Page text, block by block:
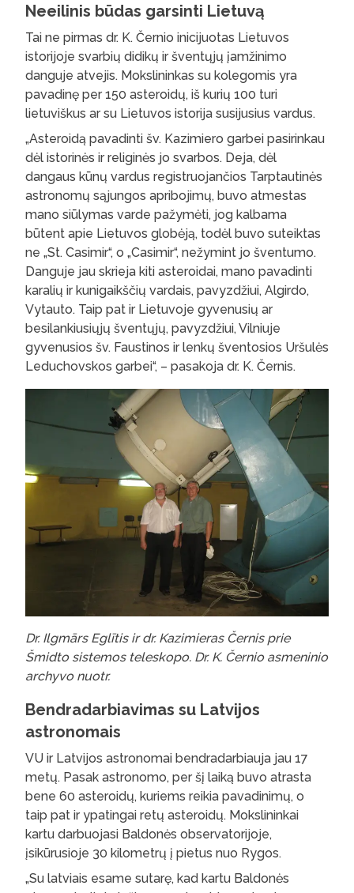
Neeilinis būdas garsinti Lietuvą
Tai ne pirmas dr. K. Černio inicijuotas Lietuvos
istorijoje svarbių didikų ir šventųjų įamžinimo
danguje atvejis. Mokslininkas su kolegomis yra
pavadinę per 150 asteroidų, iš kurių 100 turi
lietuviškus ar su Lietuvos istorija susijusius vardus.
„Asteroidą pavadinti šv. Kazimiero garbei pasirinkau
dėl istorinės ir religinės jo svarbos. Deja, dėl
dangaus kūnų vardus registruojančios Tarptautinės
astronomų sąjungos apribojimų, buvo atmestas
mano siūlymas varde pažymėti, jog kalbama
būtent apie Lietuvos globėją, todėl buvo suteiktas
ne „St. Casimir“, o „Casimir“, nežymint jo šventumo.
Danguje jau skrieja kiti asteroidai, mano pavadinti
karalių ir kunigaikščių vardais, pavyzdžiui, Algirdo,
Vytauto. Taip pat ir Lietuvoje gyvenusių ar
besilankiusiųjų šventųjų, pavyzdžiui, Vilniuje
gyvenusios šv. Faustinos ir lenkų šventosios Uršulės
Leduchovskos garbei“, – pasakoja dr. K. Černis.
Dr. Ilgmārs Eglītis ir dr. Kazimieras Černis prie
Šmidto sistemos teleskopo. Dr. K. Černio asmeninio
archyvo nuotr.
Bendradarbiavimas su Latvijos
astronomais
VU ir Latvijos astronomai bendradarbiauja jau 17
metų. Pasak astronomo, per šį laiką buvo atrasta
bene 60 asteroidų, kuriems reikia pavadinimų, o
taip pat ir ypatingai retų asteroidų. Mokslininkai
kartu darbuojasi Baldonės observatorijoje,
įsikūrusioje 30 kilometrų į pietus nuo Rygos.
„Su latviais esame sutarę, kad kartu Baldonės